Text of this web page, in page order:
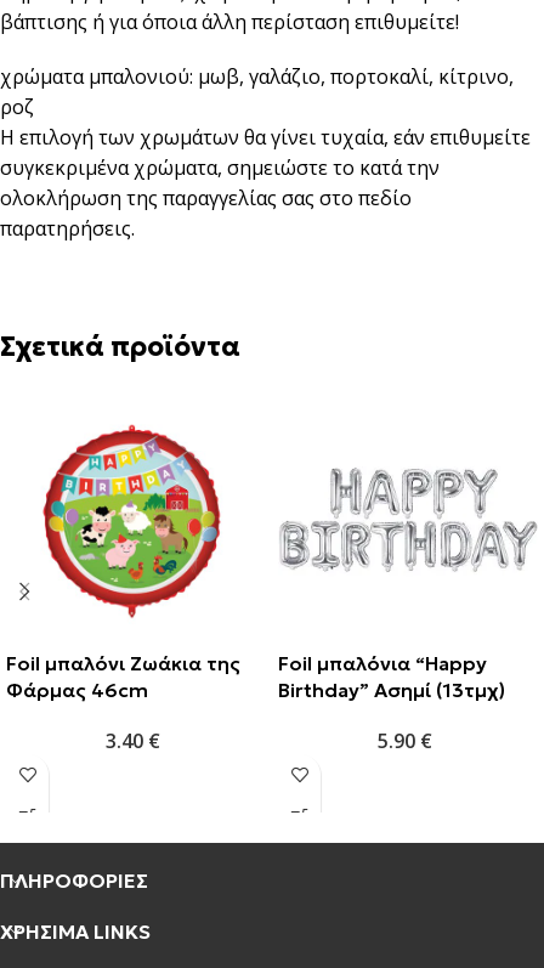
βάπτισης ή για όποια άλλη περίσταση επιθυμείτε!
χρώματα μπαλονιού: μωβ, γαλάζιο, πορτοκαλί, κίτρινο,
ροζ
Η επιλογή των χρωμάτων θα γίνει τυχαία, εάν επιθυμείτε
συγκεκριμένα χρώματα, σημειώστε το κατά την
ολοκλήρωση της παραγγελίας σας στο πεδίο
παρατηρήσεις.
Σχετικά προϊόντα
Foil μπαλόνι Ζωάκια της
Φάρμας 46cm
3.40 €
Foil μπαλόνια “Happy
Birthday” Ασημί (13τμχ)
5.90 €
ΠΛΗΡΟΦΟΡΙΕΣ
ΧΡΗΣΙΜΑ LINKS